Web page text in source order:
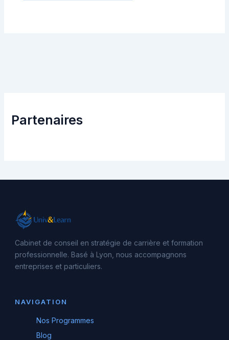
Partenaires
Cabinet de conseil en stratégie de carrière et formation
professionnelle. Basé à Lyon, nous accompagnons
entreprises et particuliers.
NAVIGATION
Nos Programmes
Blog